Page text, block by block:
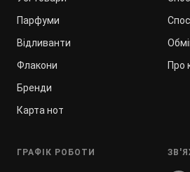
Парфуми
Відливанти
Флакони
Бренди
Карта нот
Про
ГРАФІК РОБОТИ